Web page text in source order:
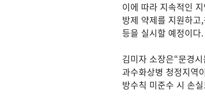
이에 따라 지속적인
방제 약제를 지원하고,
등을 실시할 예정이다.
김미자 소장은“문경
과수화상병 청정지역
방수칙 미준수 시 손